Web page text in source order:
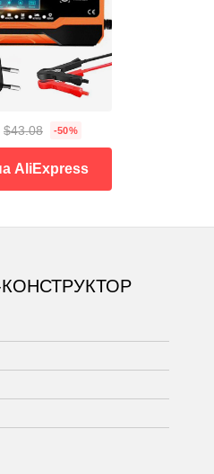
$43.08 -50%
AliExpress